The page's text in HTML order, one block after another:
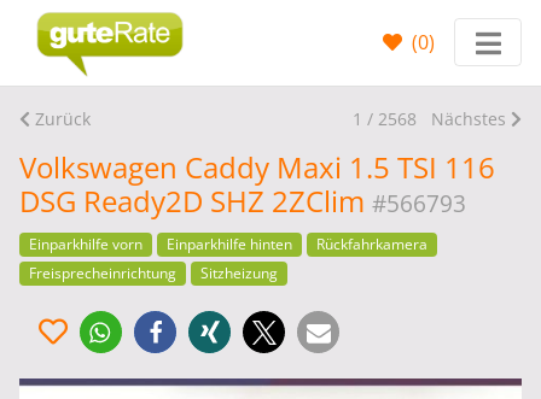
(0)
Zurück 1 / 2568 Nächstes
Volkswagen Caddy Maxi 1.5 TSI 116
DSG Ready2D SHZ 2ZClim #566793
Einparkhilfe vorn Einparkhilfe hinten
Rückfahrkamera
Freisprecheinrichtung
Sitzheizung